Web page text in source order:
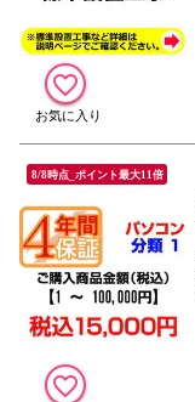
8/8時点_ポイント最大11倍